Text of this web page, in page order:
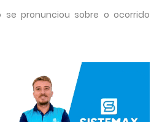
pronunciou sobre o ocorrido